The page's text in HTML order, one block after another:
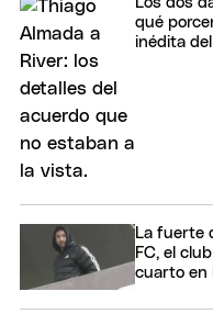
qué
inédita
La fuerte
FC, el
cuarto en